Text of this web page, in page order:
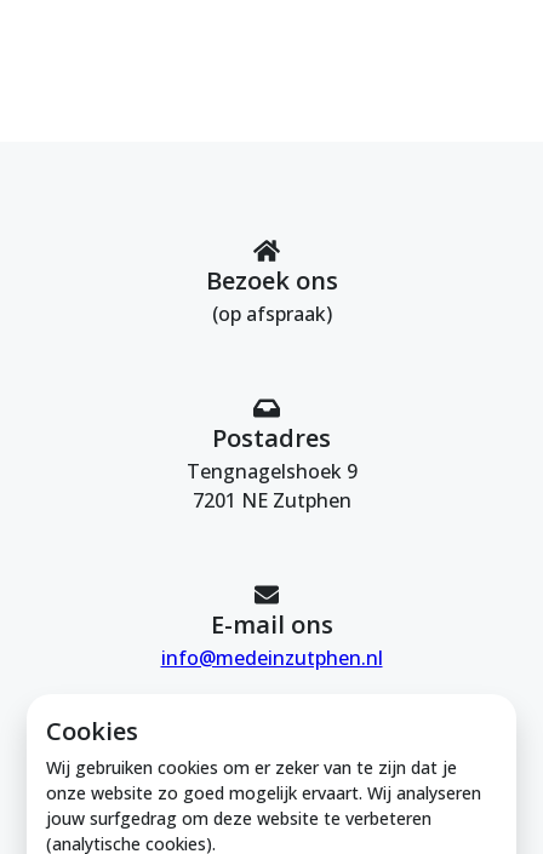
Cookies
Wij gebruiken cookies om er zeker van te zijn dat je
onze website zo goed mogelijk ervaart. Wij analyseren
jouw surfgedrag om deze website te verbeteren
(analytische cookies).
Bezoek ons
(op afspraak)
Postadres
Tengnagelshoek 9
7201 NE Zutphen
E-mail ons
info@medeinzutphen.nl
Mede in Zutphen is onderdeel van de